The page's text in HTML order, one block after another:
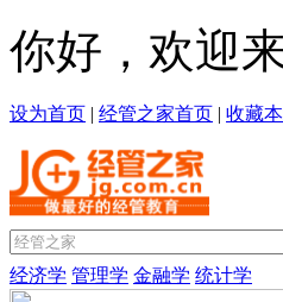
你好，欢迎
设为首页 | 经管之家首页 | 收藏
经济学 管理学 金融学 统计学